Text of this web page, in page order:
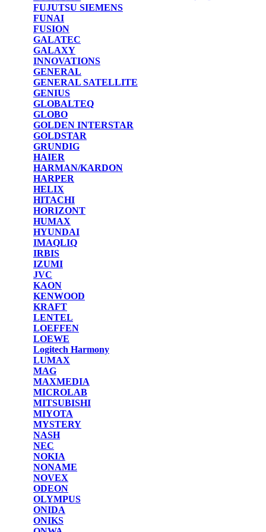
FUJUTSU SIEMENS
FUNAI
FUSION
GALATEC
GALAXY
INNOVATIONS
GENERAL
GENERAL SATELLITE
GENIUS
GLOBALTEQ
GLOBO
GOLDEN INTERSTAR
GOLDSTAR
GRUNDIG
HAIER
HARMAN/KARDON
HARPER
HELIX
HITACHI
HORIZONT
HUMAX
HYUNDAI
IMAQLIQ
IRBIS
IZUMI
JVC
KAON
KENWOOD
KRAFT
LENTEL
LOEFFEN
LOEWE
Logitech Harmony
LUMAX
MAG
MAXMEDIA
MICROLAB
MITSUBISHI
MIYOTA
MYSTERY
NASH
NEC
NOKIA
NONAME
NOVEX
ODEON
OLYMPUS
ONIDA
ONIKS